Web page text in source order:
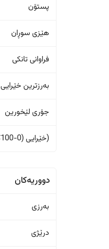
پستۆن
هێزی سوڕان
فراوانی تانکی
بەرزترین خێرایی
جۆری لێخورین
(خێرایی (0-100کم/کاژێر
دووریەکان
بەرزی
درێژی